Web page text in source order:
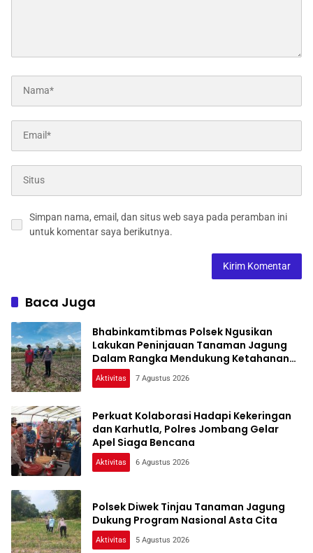
Simpan nama, email, dan situs web saya pada peramban ini
untuk komentar saya berikutnya.
Baca Juga
Bhabinkamtibmas Polsek Ngusikan
Lakukan Peninjauan Tanaman Jagung
Dalam Rangka Mendukung Ketahanan
Pangan
Aktivitas 7 Agustus 2026
Perkuat Kolaborasi Hadapi Kekeringan
dan Karhutla, Polres Jombang Gelar
Apel Siaga Bencana
Aktivitas 6 Agustus 2026
Polsek Diwek Tinjau Tanaman Jagung
Dukung Program Nasional Asta Cita
Aktivitas 5 Agustus 2026